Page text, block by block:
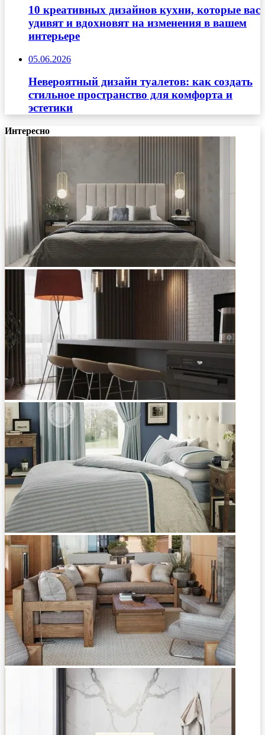
10 креативных дизайнов кухни, которые вас
удивят и вдохновят на изменения в вашем
интерьере
05.06.2026
Невероятный дизайн туалетов: как создать
стильное пространство для комфорта и
эстетики
Интересно